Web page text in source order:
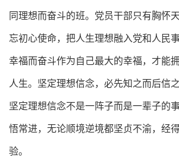
同理想而奋斗的班。党员干部只有胸怀
忘初心使命，把人生理想融入党和人民
幸福而奋斗作为自己最大的幸福，才能
人生。坚定理想信念，必先知之而后信
坚定理想信念不是一阵子而是一辈子的
悟常进，无论顺境逆境都坚贞不渝，经
验。